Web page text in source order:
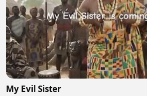
My Evil Sister